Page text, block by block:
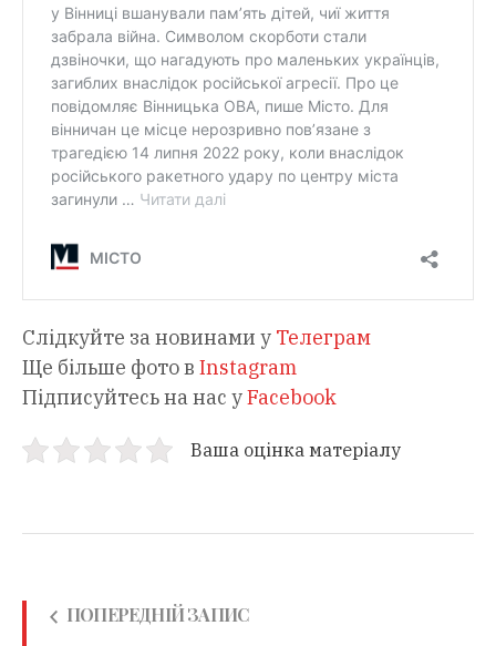
Слідкуйте за новинами у Телеграм
Ще більше фото в Instagram
Підписуйтесь на нас уFacebook
Ваша оцінка матеріалу
ПОПЕРЕДНІЙ ЗАПИС